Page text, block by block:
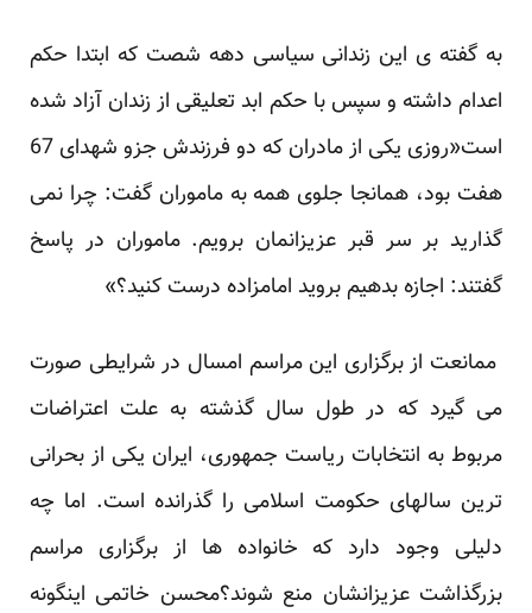
به گفته ی این زندانی سیاسی دهه شصت که ابتدا حکم
اعدام داشته و سپس با حکم ابد تعلیقی از زندان آزاد شده
است«روزی یکی از مادران که دو فرزندش جزو شهدای 67
هفت بود، همانجا جلوی همه به ماموران گفت: چرا نمی
گذارید بر سر قبر عزیزانمان برویم. ماموران در پاسخ
گفتند: اجازه بدهیم بروید امامزاده درست کنید؟»
ممانعت از برگزاری این مراسم امسال در شرایطی صورت
می گیرد که در طول سال گذشته به علت اعتراضات
مربوط به انتخابات ریاست جمهوری، ایران یکی از بحرانی
ترین سالهای حکومت اسلامی را گذرانده است. اما چه
دلیلی وجود دارد که خانواده ها از برگزاری مراسم
بزرگذاشت عزیزانشان منع شوند؟محسن خاتمی اینگونه